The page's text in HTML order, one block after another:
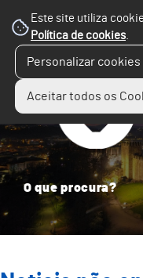
Este site utiliza
Política de cookies.
Personalizar cookies
Aceitar todos os